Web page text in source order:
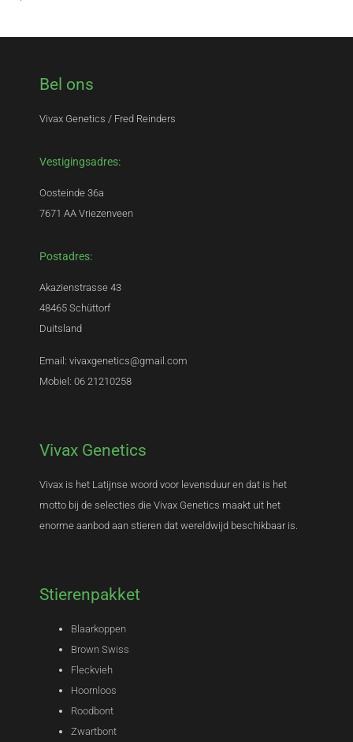
Bel ons
Vivax Genetics / Fred Reinders
Vestigingsadres:
Oosteinde 36a
7671 AA Vriezenveen
Postadres:
Akazienstrasse 43
48465 Schüttorf
Duitsland
Email: vivaxgenetics@gmail.com
Mobiel: 06 21210258
Vivax Genetics
Vivax is het Latijnse woord voor levensduur en dat is het
motto bij de selecties die Vivax Genetics maakt uit het
enorme aanbod aan stieren dat wereldwijd beschikbaar is.
Stierenpakket
Blaarkoppen
Brown Swiss
Fleckvieh
Hoornloos
Roodbont
Zwartbont